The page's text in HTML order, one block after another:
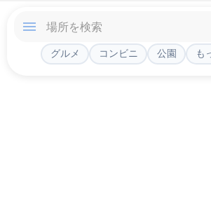
グルメ コンビニ 公園 も